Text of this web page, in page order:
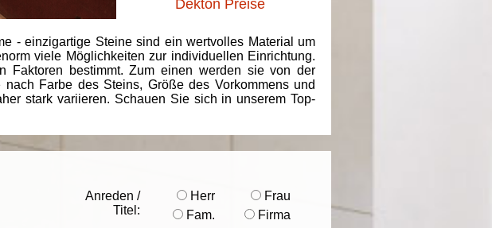
Dekton Preise
- einzigartige Steine sind ein wertvolles Material um
viele Möglichkeiten zur individuellen Einrichtung.
Faktoren bestimmt. Zum einen werden sie von der
Farbe des Steins, Größe des Vorkommens und
stark variieren. Schauen Sie sich in unserem Top-
Anreden /
Titel:
Herr
Frau
Fam.
Firma